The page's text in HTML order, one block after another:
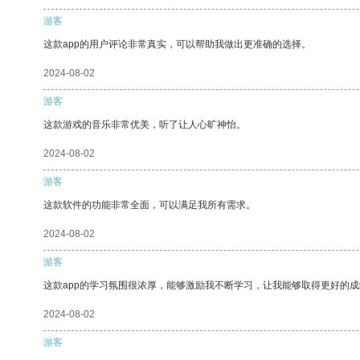
游客
这款app的用户评论非常真实，可以帮助我做出更准确的选择。
2024-08-02
游客
这款游戏的音乐非常优美，听了让人心旷神怡。
2024-08-02
游客
这款软件的功能非常全面，可以满足我所有需求。
2024-08-02
游客
这款app的学习氛围很浓厚，能够激励我不断学习，让我能够取得更好的
2024-08-02
游客